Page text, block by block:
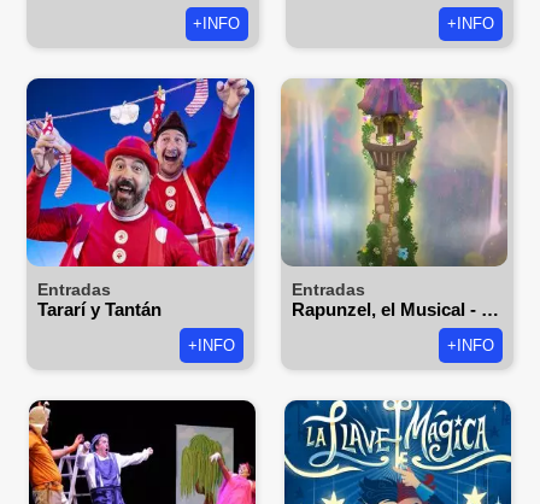
+INFO +INFO
Entradas
Tararí y Tantán
+INFO
Entradas
Rapunzel, el Musical - Proscenium Teatro Musical
+INFO